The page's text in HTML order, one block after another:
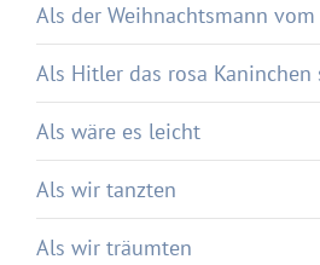
Als der Weihnachtsmann
Als Hitler das rosa Kaninchen
Als wäre es leicht
Als wir tanzten
Als wir träumten